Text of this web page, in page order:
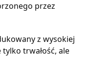
przez
z wysokiej
trwałość, ale